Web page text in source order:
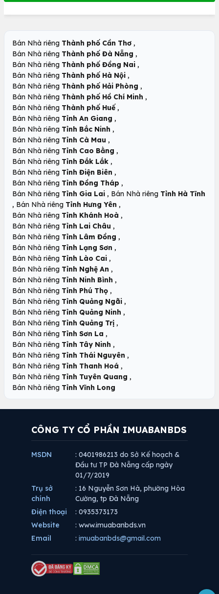
Bán Nhà riêng Thành phố Cần Thơ ,
Bán Nhà riêng Thành phố Đà Nẵng ,
Bán Nhà riêng Thành phố Đồng Nai ,
Bán Nhà riêng Thành phố Hà Nội ,
Bán Nhà riêng Thành phố Hải Phòng ,
Bán Nhà riêng Thành phố Hồ Chí Minh ,
Bán Nhà riêng Thành phố Huế ,
Bán Nhà riêng Tỉnh An Giang ,
Bán Nhà riêng Tỉnh Bắc Ninh ,
Bán Nhà riêng Tỉnh Cà Mau ,
Bán Nhà riêng Tỉnh Cao Bằng ,
Bán Nhà riêng Tỉnh Đắk Lắk ,
Bán Nhà riêng Tỉnh Điện Biên ,
Bán Nhà riêng Tỉnh Đồng Tháp ,
Bán Nhà riêng Tỉnh Gia Lai , Bán Nhà riêng Tỉnh Hà Tĩnh
, Bán Nhà riêng Tỉnh Hưng Yên ,
Bán Nhà riêng Tỉnh Khánh Hoà ,
Bán Nhà riêng Tỉnh Lai Châu ,
Bán Nhà riêng Tỉnh Lâm Đồng ,
Bán Nhà riêng Tỉnh Lạng Sơn ,
Bán Nhà riêng Tỉnh Lào Cai ,
Bán Nhà riêng Tỉnh Nghệ An ,
Bán Nhà riêng Tỉnh Ninh Bình ,
Bán Nhà riêng Tỉnh Phú Thọ ,
Bán Nhà riêng Tỉnh Quảng Ngãi ,
Bán Nhà riêng Tỉnh Quảng Ninh ,
Bán Nhà riêng Tỉnh Quảng Trị ,
Bán Nhà riêng Tỉnh Sơn La ,
Bán Nhà riêng Tỉnh Tây Ninh ,
Bán Nhà riêng Tỉnh Thái Nguyên ,
Bán Nhà riêng Tỉnh Thanh Hoá ,
Bán Nhà riêng Tỉnh Tuyên Quang ,
Bán Nhà riêng Tỉnh Vĩnh Long
CÔNG TY CỔ PHẦN IMUABANBDS
MSDN
: 0401986213 do Sở Kế hoạch &
Đầu tư TP Đà Nẵng cấp ngày
01/7/2019
Trụ sở
chính
: 16 Nguyễn Sơn Hà, phường Hòa
Cường, tp Đà Nẵng
Điện thoại
: 0935373173
Website
: www.imuabanbds.vn
Email
: imuabanbds@gmail.com